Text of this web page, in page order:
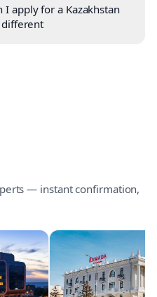
apply for a Kazakhstan
— instant confirmation,